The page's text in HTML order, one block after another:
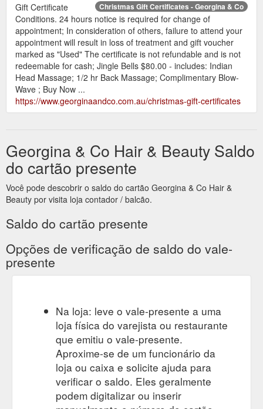
Christmas Gift Certificates - Georgina & Co
Gift Certificate
Conditions. 24 hours notice is required for change of
appointment; In consideration of others, failure to attend your
appointment will result in loss of treatment and gift voucher
marked as "Used" The certificate is not refundable and is not
redeemable for cash; Jingle Bells $80.00 - includes: Indian
Head Massage; 1/2 hr Back Massage; Complimentary Blow-
Wave ; Buy Now ...
https://www.georginaandco.com.au/christmas-gift-certificates
Georgina & Co Hair & Beauty Saldo
do cartão presente
Você pode descobrir o saldo do cartão Georgina & Co Hair &
Beauty por visita loja contador / balcão.
Saldo do cartão presente
Opções de verificação de saldo do vale-
presente
Na loja: leve o vale-presente a uma
loja física do varejista ou restaurante
que emitiu o vale-presente.
Aproxime-se de um funcionário da
loja ou caixa e solicite ajuda para
verificar o saldo. Eles geralmente
podem digitalizar ou inserir